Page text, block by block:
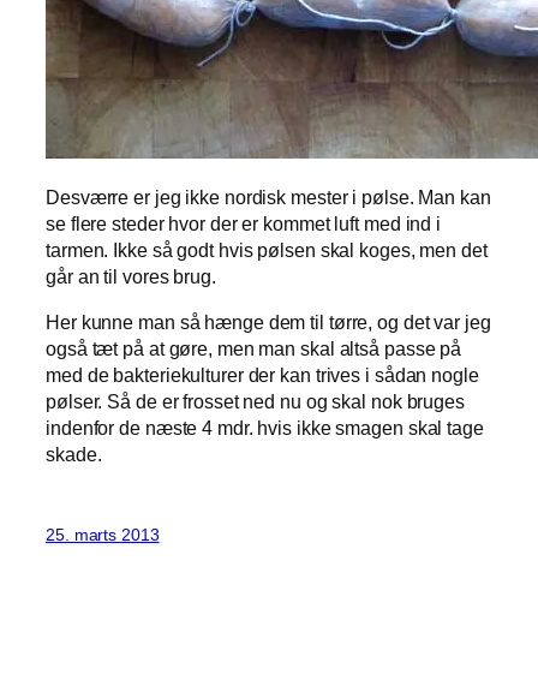
Desværre er jeg ikke nordisk mester i pølse. Man kan
se flere steder hvor der er kommet luft med ind i
tarmen. Ikke så godt hvis pølsen skal koges, men det
går an til vores brug.
Her kunne man så hænge dem til tørre, og det var jeg
også tæt på at gøre, men man skal altså passe på
med de bakteriekulturer der kan trives i sådan nogle
pølser. Så de er frosset ned nu og skal nok bruges
indenfor de næste 4 mdr. hvis ikke smagen skal tage
skade.
25. marts 2013